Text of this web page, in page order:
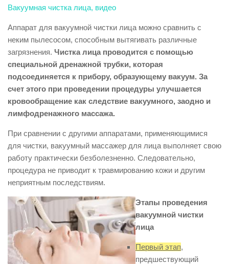
Вакуумная чистка лица, видео
Аппарат для вакуумной чистки лица можно сравнить с
неким пылесосом, способным вытягивать различные
загрязнения. Чистка лица проводится с помощью
специальной дренажной трубки, которая
подсоединяется к прибору, образующему вакуум. За
счет этого при проведении процедуры улучшается
кровообращение как следствие вакуумного, заодно и
лимфодренажного массажа.
При сравнении с другими аппаратами, применяющимися
для чистки, вакуумный массажер для лица выполняет свою
работу практически безболезненно. Следовательно,
процедура не приводит к травмированию кожи и другим
неприятным последствиям.
Этапы проведения
вакуумной чистки
лица
Первый этап,
предшествующий